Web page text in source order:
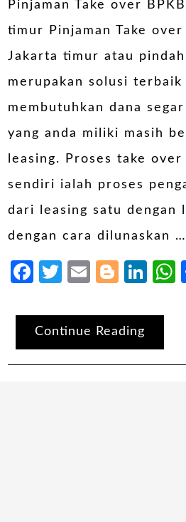
Pinjaman Take over
timur Pinjaman Take
Jakarta timur atau
merupakan solusi terbaik
membutuhkan dana
yang anda miliki masih
leasing. Proses take
sendiri ialah proses
dari leasing satu dengan
dengan cara dilunaskan …
Facebook
Twitter
Email
Continue Reading